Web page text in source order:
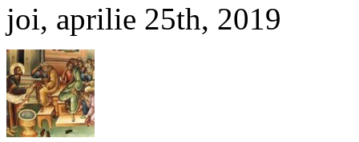
joi, aprilie 25th, 2019